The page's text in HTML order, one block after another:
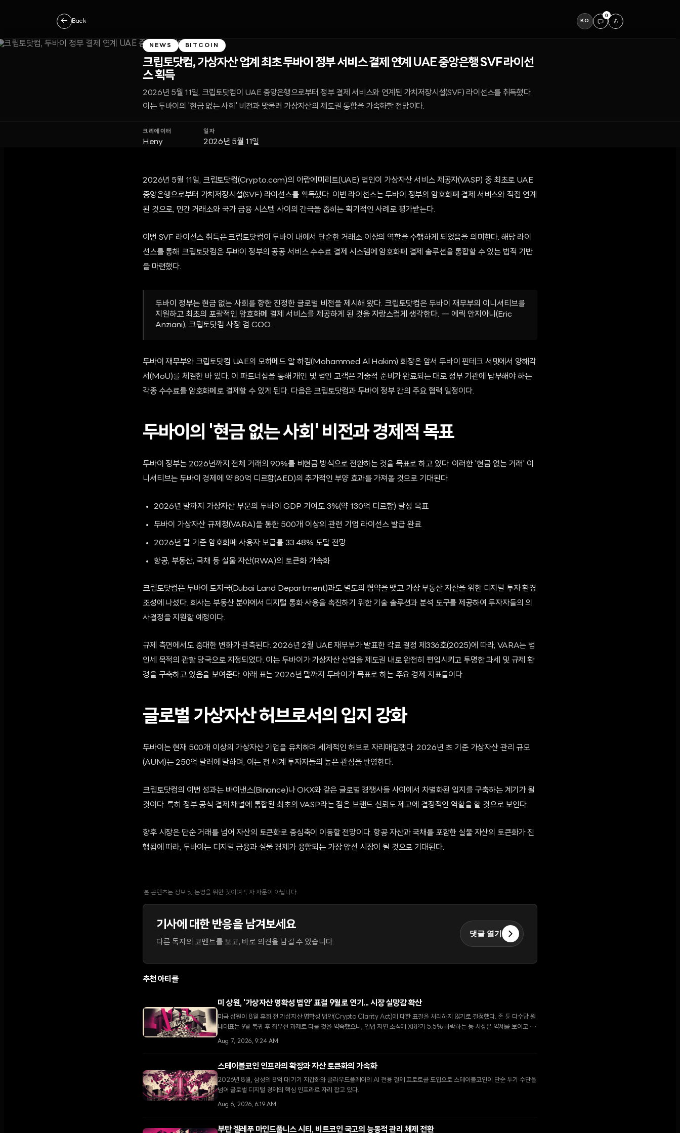
← Back KO
0
NEWS BITCOIN
크립토닷컴, 가상자산 업계 최초 두바이 정부 서비스 결제 연계 UAE 중앙은행 SVF 라이선
스 획득
2026년 5월 11일, 크립토닷컴이 UAE 중앙은행으로부터 정부 결제 서비스와 연계된 가치저장시설(SVF) 라이선스를 취득했다.
이는 두바이의 '현금 없는 사회' 비전과 맞물려 가상자산의 제도권 통합을 가속화할 전망이다.
크리에이터
Heny
일자
2026년 5월 11일
2026년 5월 11일, 크립토닷컴(Crypto.com)의 아랍에미리트(UAE) 법인이 가상자산 서비스 제공자(VASP) 중 최초로 UAE
중앙은행으로부터 가치저장시설(SVF) 라이선스를 획득했다. 이번 라이선스는 두바이 정부의 암호화폐 결제 서비스와 직접 연계
된 것으로, 민간 거래소와 국가 금융 시스템 사이의 간극을 좁히는 획기적인 사례로 평가받는다.
이번 SVF 라이선스 취득은 크립토닷컴이 두바이 내에서 단순한 거래소 이상의 역할을 수행하게 되었음을 의미한다. 해당 라이
선스를 통해 크립토닷컴은 두바이 정부의 공공 서비스 수수료 결제 시스템에 암호화폐 결제 솔루션을 통합할 수 있는 법적 기반
을 마련했다.
두바이 정부는 현금 없는 사회를 향한 진정한 글로벌 비전을 제시해 왔다. 크립토닷컴은 두바이 재무부의 이니셔티브를
지원하고 최초의 포괄적인 암호화폐 결제 서비스를 제공하게 된 것을 자랑스럽게 생각한다. — 에릭 안지아니(Eric
Anziani), 크립토닷컴 사장 겸 COO.
두바이 재무부와 크립토닷컴 UAE의 모하메드 알 하킴(Mohammed Al Hakim) 회장은 앞서 두바이 핀테크 서밋에서 양해각
서(MoU)를 체결한 바 있다. 이 파트너십을 통해 개인 및 법인 고객은 기술적 준비가 완료되는 대로 정부 기관에 납부해야 하는
각종 수수료를 암호화폐로 결제할 수 있게 된다. 다음은 크립토닷컴과 두바이 정부 간의 주요 협력 일정이다.
두바이의 '현금 없는 사회' 비전과 경제적 목표
두바이 정부는 2026년까지 전체 거래의 90%를 비현금 방식으로 전환하는 것을 목표로 하고 있다. 이러한 '현금 없는 거래' 이
니셔티브는 두바이 경제에 약 80억 디르함(AED)의 추가적인 부양 효과를 가져올 것으로 기대된다.
2026년 말까지 가상자산 부문의 두바이 GDP 기여도 3%(약 130억 디르함) 달성 목표
두바이 가상자산 규제청(VARA)을 통한 500개 이상의 관련 기업 라이선스 발급 완료
2026년 말 기준 암호화폐 사용자 보급률 33.48% 도달 전망
항공, 부동산, 국채 등 실물 자산(RWA)의 토큰화 가속화
크립토닷컴은 두바이 토지국(Dubai Land Department)과도 별도의 협약을 맺고 가상 부동산 자산을 위한 디지털 투자 환경
조성에 나섰다. 회사는 부동산 분야에서 디지털 통화 사용을 촉진하기 위한 기술 솔루션과 분석 도구를 제공하여 투자자들의 의
사결정을 지원할 예정이다.
규제 측면에서도 중대한 변화가 관측된다. 2026년 2월 UAE 재무부가 발표한 각료 결정 제336호(2025)에 따라, VARA는 법
인세 목적의 관할 당국으로 지정되었다. 이는 두바이가 가상자산 산업을 제도권 내로 완전히 편입시키고 투명한 과세 및 규제 환
경을 구축하고 있음을 보여준다. 아래 표는 2026년 말까지 두바이가 목표로 하는 주요 경제 지표들이다.
글로벌 가상자산 허브로서의 입지 강화
두바이는 현재 500개 이상의 가상자산 기업을 유치하며 세계적인 허브로 자리매김했다. 2026년 초 기준 가상자산 관리 규모
(AUM)는 250억 달러에 달하며, 이는 전 세계 투자자들의 높은 관심을 반영한다.
크립토닷컴의 이번 성과는 바이낸스(Binance)나 OKX와 같은 글로벌 경쟁사들 사이에서 차별화된 입지를 구축하는 계기가 될
것이다. 특히 정부 공식 결제 채널에 통합된 최초의 VASP라는 점은 브랜드 신뢰도 제고에 결정적인 역할을 할 것으로 보인다.
향후 시장은 단순 거래를 넘어 자산의 토큰화로 중심축이 이동할 전망이다. 항공 자산과 국채를 포함한 실물 자산의 토큰화가 진
행됨에 따라, 두바이는 디지털 금융과 실물 경제가 융합되는 가장 앞선 시장이 될 것으로 기대된다.
본 콘텐츠는 정보 및 논평을 위한 것이며 투자 자문이 아닙니다.
기사에 대한 반응을 남겨보세요
다른 독자의 코멘트를 보고, 바로 의견을 남길 수 있습니다.
댓글 열기
추천 아티클
미 상원, '가상자산 명확성 법안' 표결 9월로 연기... 시장 실망감 확산
미국 상원이 8월 휴회 전 가상자산 명확성 법안(Crypto Clarity Act)에 대한 표결을 처리하지 않기로 결정했다. 존 튠 다수당 원
내대표는 9월 복귀 후 최우선 과제로 다룰 것을 약속했으나, 입법 지연 소식에 XRP가 5.5% 하락하는 등 시장은 약세를 보이고 있
다.
Aug 7, 2026, 9:24 AM
스테이블코인 인프라의 확장과 자산 토큰화의 가속화
2026년 8월, 삼성의 8억 대 기기 지갑화와 클라우드플레어의 AI 전용 결제 프로토콜 도입으로 스테이블코인이 단순 투기 수단을
넘어 글로벌 디지털 경제의 핵심 인프라로 자리 잡고 있다.
Aug 6, 2026, 6:19 AM
부탄 겔레푸 마인드풀니스 시티, 비트코인 국고의 능동적 관리 체제 전환